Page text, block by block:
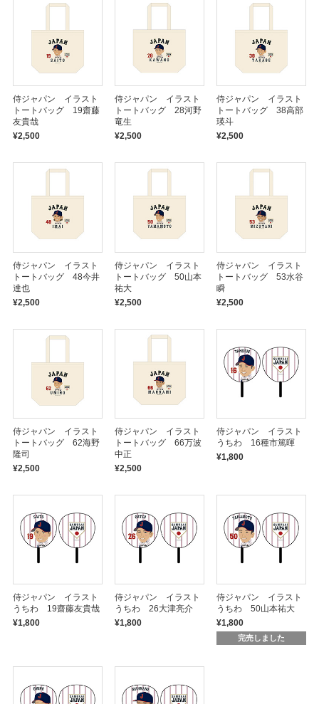
侍ジャパン イラスト
トートバッグ 19齋藤
友貴哉
¥2,500
侍ジャパン イラスト
トートバッグ 28河野
竜生
¥2,500
侍ジャパン イラスト
トートバッグ 38高部
瑛斗
¥2,500
侍ジャパン イラスト
トートバッグ 48今井
達也
¥2,500
侍ジャパン イラスト
トートバッグ 50山本
祐大
¥2,500
侍ジャパン イラスト
トートバッグ 53水谷
瞬
¥2,500
侍ジャパン イラスト
トートバッグ 62海野
隆司
¥2,500
侍ジャパン イラスト
トートバッグ 66万波
中正
¥2,500
侍ジャパン イラスト
うちわ 16種市篤暉
¥1,800
侍ジャパン イラスト
うちわ 19齋藤友貴哉
¥1,800
侍ジャパン イラスト
うちわ 26大津亮介
¥1,800
侍ジャパン イラスト
うちわ 50山本祐大
¥1,800
完売しました